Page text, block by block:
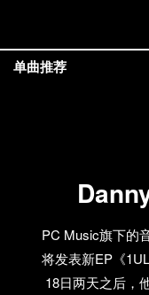
PC Music旗下的
将发表新EP《
18日两天之后，
单曲推荐